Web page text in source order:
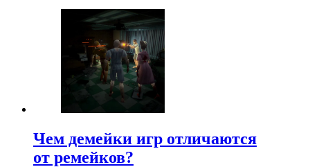
Чем демейки игр отличаются
от ремейков?